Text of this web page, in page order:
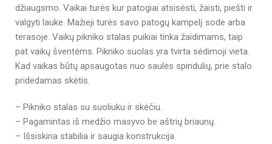
džiaugsmo. Vaikai turės kur patogiai atsisėsti, žaisti, piešti ir
valgyti lauke. Mažieji turės savo patogų kampelį sode arba
terasoje. Vaikų pikniko stalas puikiai tinka žaidimams, taip
pat vaikų šventėms. Pikniko suolas yra tvirta sėdimoji vieta.
Kad vaikas būtų apsaugotas nuo saulės spindulių, prie stalo
pridedamas skėtis.
– Pikniko stalas su suoliuku ir skėčiu.
– Pagamintas iš medžio masyvo be aštrių briaunų.
– Išsiskiria stabilia ir saugia konstrukcija.